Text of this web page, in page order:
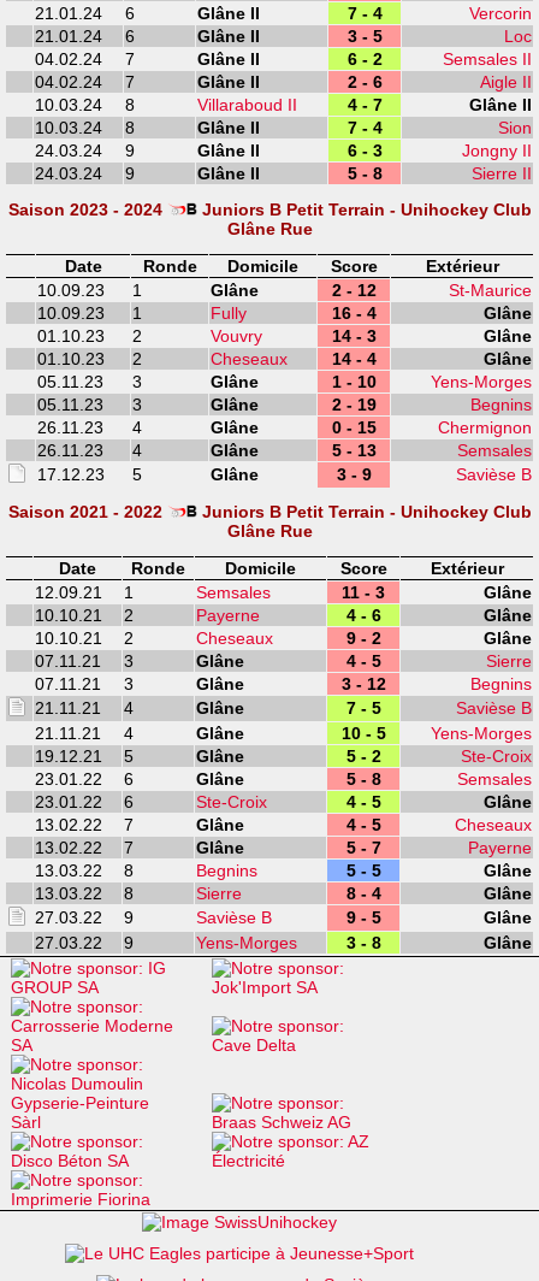
21.01.24
6 Glâne II 7 - 4
Vercorin
21.01.24
6 Glâne II 3 - 5
Loc
04.02.24
7 Glâne II 6 - 2
Semsales II
04.02.24
7 Glâne II 2 - 6
Aigle II
10.03.24
8 Villaraboud II 4 - 7
Glâne II
10.03.24
8 Glâne II 7 - 4
Sion
24.03.24
9 Glâne II 6 - 3
Jongny II
24.03.24
9 Glâne II 5 - 8
Sierre II
Saison 2023 - 2024
Juniors B Petit Terrain - Unihockey Club
Glâne Rue
Date
Ronde Domicile Score
Extérieur
10.09.23
1 Glâne 2 - 12
St-Maurice
10.09.23
1 Fully 16 - 4
Glâne
01.10.23
2 Vouvry 14 - 3
Glâne
01.10.23
2 Cheseaux 14 - 4
Glâne
05.11.23
3 Glâne 1 - 10
Yens-Morges
05.11.23
3 Glâne 2 - 19
Begnins
26.11.23
4 Glâne 0 - 15
Chermignon
26.11.23
4 Glâne 5 - 13
Semsales
17.12.23
5 Glâne 3 - 9
Savièse B
Saison 2021 - 2022
Juniors B Petit Terrain - Unihockey Club
Glâne Rue
Date
Ronde Domicile Score
Extérieur
12.09.21
1 Semsales 11 - 3
Glâne
10.10.21
2 Payerne 4 - 6
Glâne
10.10.21
2 Cheseaux 9 - 2
Glâne
07.11.21
3 Glâne 4 - 5
Sierre
07.11.21
3 Glâne 3 - 12
Begnins
21.11.21
4 Glâne 7 - 5
Savièse B
21.11.21
4 Glâne 10 - 5
Yens-Morges
19.12.21
5 Glâne 5 - 2
Ste-Croix
23.01.22
6 Glâne 5 - 8
Semsales
23.01.22
6 Ste-Croix 4 - 5
Glâne
13.02.22
7 Glâne 4 - 5
Cheseaux
13.02.22
7 Glâne 5 - 7
Payerne
13.03.22
8 Begnins 5 - 5
Glâne
13.03.22
8 Sierre 8 - 4
Glâne
27.03.22
9 Savièse B 9 - 5
Glâne
27.03.22
9 Yens-Morges 3 - 8 Glâne